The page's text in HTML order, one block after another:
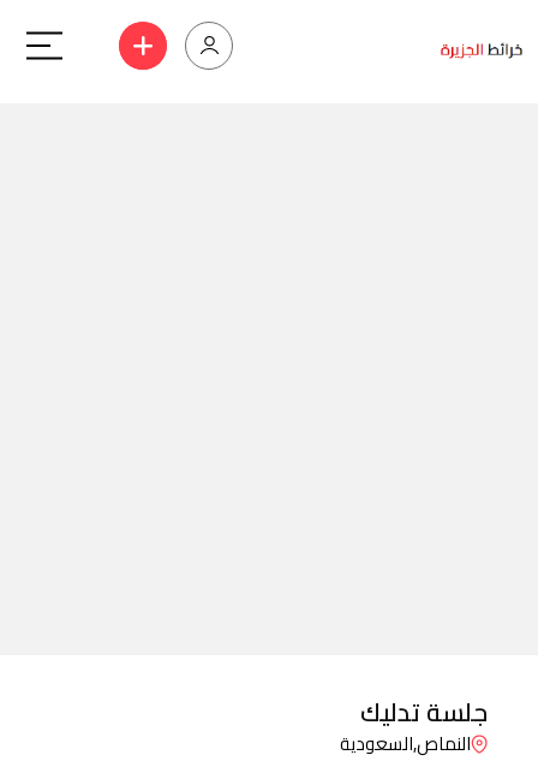
جلسة تدليك
النماص,السعودية